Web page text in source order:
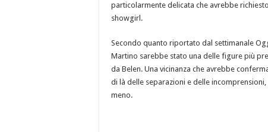
particolarmente delicata che avrebbe
showgirl.
Secondo quanto riportato dal settimanale
Martino sarebbe stato una delle figure più
da Belen. Una vicinanza che avrebbe
di là delle separazioni e delle
meno.